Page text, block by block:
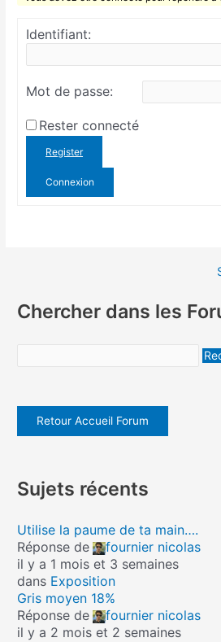
Identifiant:
Mot de passe:
Rester connecté
Register
Connexion
Chercher dans les
Retour Accueil Forum
Sujets récents
Utilise la paume de ta main….
Réponse de
fournier nicolas
il y a 1 mois et 3 semaines
dans Exposition
Gris moyen 18%
Réponse de
fournier nicolas
il y a 2 mois et 2 semaines